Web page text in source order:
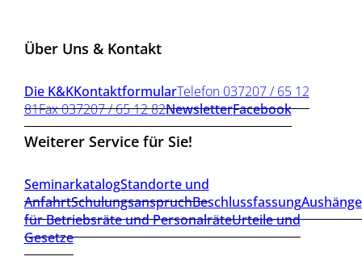
Über Uns & Kontakt
Die K&KKontaktformularTelefon 037207 / 65 12
81Fax 037207 / 65 12 82NewsletterFacebook
Weiterer Service für Sie!
SeminarkatalogStandorte und
AnfahrtSchulungsanspruchBeschlussfassungAushänge
für Betriebsräte und PersonalräteUrteile und
Gesetze